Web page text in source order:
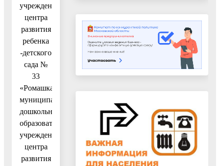
учреждения
центра
развития
ребенка
-детского
сада №
33
«Ромашка»,
муниципального
дошкольного
образовательного
учреждения
центра
развития